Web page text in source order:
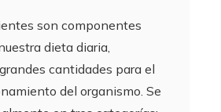
son componentes
dieta diaria,
cantidades para el
del organismo. Se